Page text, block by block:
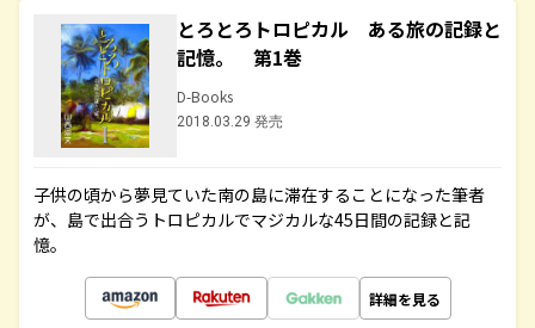
とろとろトロピカル ある旅の記録と
記憶。 第1巻
D-Books
2018.03.29 発売
子供の頃から夢見ていた南の島に滞在することになった筆者
が、島で出合うトロピカルでマジカルな45日間の記録と記
憶。
詳細を見る